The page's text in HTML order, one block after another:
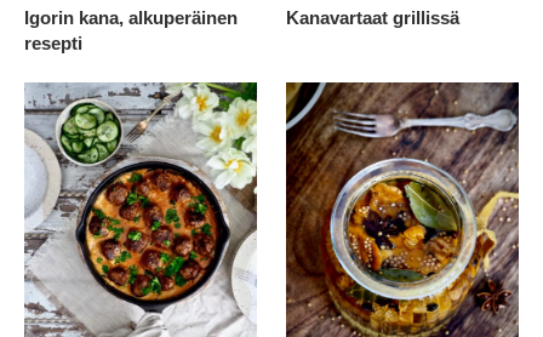
Igorin kana, alkuperäinen
resepti
Kanavartaat grillissä